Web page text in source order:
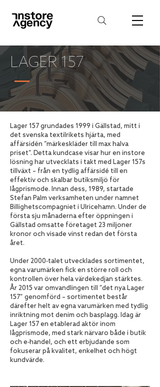
LAGER 157
Lager 157 grundades 1999 i Gällstad, mitt i
det svenska textilrikets hjärta, med
affärsidén ”märkeskläder till max halva
priset”. Detta kundcase visar hur en instore
lösning har utvecklats i takt med Lager 157s
tillväxt – från en tydlig affärsidé till en
effektiv och skalbar butiksmiljö för
lågprismode. Innan dess, 1989, startade
Stefan Palm verksamheten under namnet
Billighetscompagniet i Ulricehamn. Under de
första sju månaderna efter öppningen i
Gällstad omsatte företaget 23 miljoner
kronor och visade vinst redan det första
året.
Under 2000‑talet utvecklades sortimentet,
egna varumärken fick en större roll och
kontrollen över hela värdekedjan stärktes.
År 2015 var omvandlingen till ”det nya Lager
157” genomförd – sortimentet består
därefter helt av egna varumärken med tydlig
inriktning mot denim och basplagg. Idag är
Lager 157 en etablerad aktör inom
lågprismode, med stark närvaro både i butik
och e‑handel, och ett erbjudande som
fokuserar på kvalitet, enkelhet och högt
kundvärde.